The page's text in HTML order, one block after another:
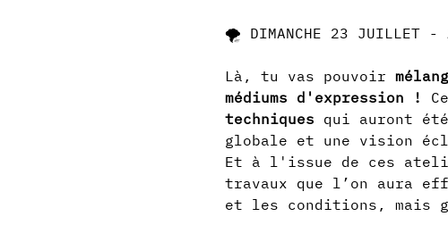
Là, tu vas pouvoir
médiums d'expression !
techniques qui auront
globale et une vision
Et à l'issue de ces
travaux que l’on aura
et les conditions, mais